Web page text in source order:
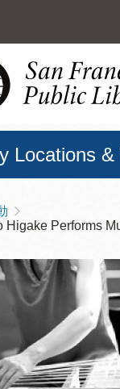
Locations &
Higake Performs